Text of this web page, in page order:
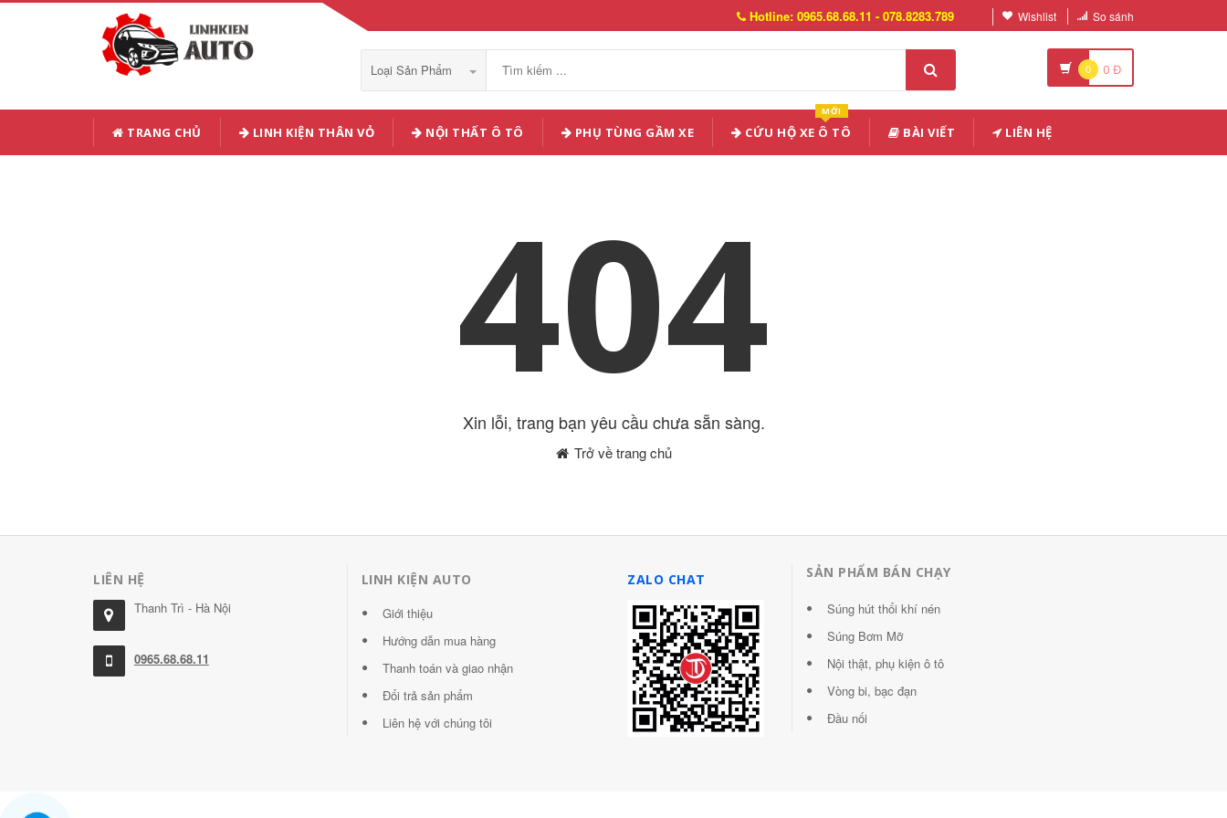
Hotline: 0965.68.68.11 - 078.8283.789 Wishlist So sánh
Loại Sản Phẩm 0 0 Đ
TRANG CHỦ LINH KIỆN THÂN VỎ NỘI THẤT Ô TÔ PHỤ TÙNG GẦM XE CỨU HỘ XE Ô TÔ
MỚI
BÀI VIẾT LIÊN HỆ
404
Xin lỗi, trang bạn yêu cầu chưa sẵn sàng.
Trở về trang chủ
LIÊN HỆ
Thanh Trì - Hà Nội
0965.68.68.11
LINH KIỆN AUTO
Giới thiệu
Hướng dẫn mua hàng
Thanh toán và giao nhận
Đổi trả sản phẩm
Liên hệ với chúng tôi
ZALO CHAT SẢN PHẨM BÁN CHẠY
Súng hút thổi khí nén
Súng Bơm Mỡ
Nội thật, phụ kiện ô tô
Vòng bi, bạc đạn
Đầu nối